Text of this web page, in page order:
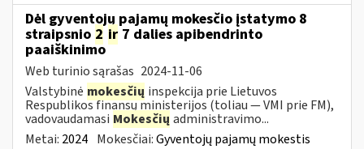
Dėl gyventojų pajamų mokesčio įstatymo 8
straipsnio 2 ir 7 dalies apibendrinto
paaiškinimo
Web turinio sąrašas 2024-11-06
Valstybinė mokesčių inspekcija prie Lietuvos
Respublikos finansų ministerijos (toliau — VMI prie FM),
vadovaudamasi Mokesčių administravimo...
Metai: 2024 Mokesčiai:Gyventojų pajamų mokestis